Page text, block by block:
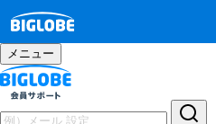
メニュー